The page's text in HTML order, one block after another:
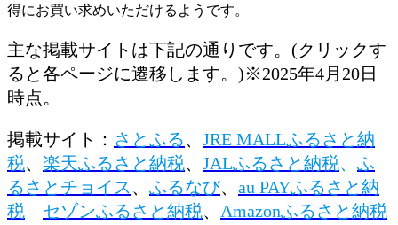
得にお買い求めいただけるようです。
主な掲載サイトは下記の通りです。(クリックす
ると各ページに遷移します。)※2025年4月20日
時点。
掲載サイト： さとふる、 JRE MALLふるさと納
税、 楽天ふるさと納税、 JALふるさと納税、 ふ
るさとチョイス 、 ふるなび、 au PAYふるさと納
税
セゾンふるさと納税、 Amazonふるさと納税